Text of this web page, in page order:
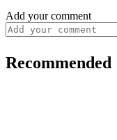
Add your comment
Recommended